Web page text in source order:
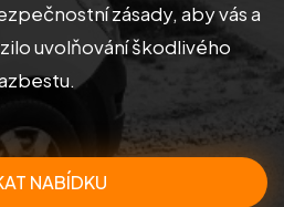
na prodej
zásady, aby vás a
uvolňování škodlivého
NABÍDKU